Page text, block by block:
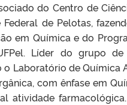
do Centro de
Federal de Pelotas,
em Química e do
Líder do grupo de
Laboratório de Química
com ênfase em
atividade